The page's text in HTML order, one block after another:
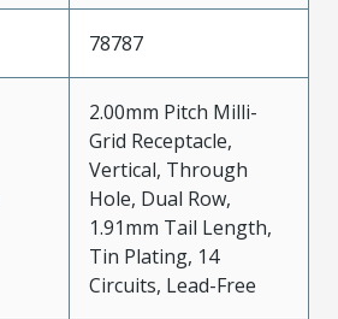
78787
2.00mm Pitch Milli-
Grid Receptacle,
Vertical, Through
Hole, Dual Row,
1.91mm Tail Length,
Tin Plating, 14
Circuits, Lead-Free